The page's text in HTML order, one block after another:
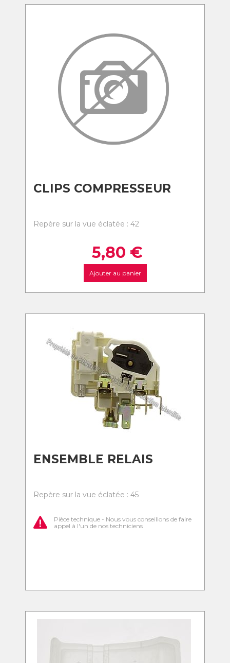
CLIPS COMPRESSEUR
Repère sur la vue éclatée : 42
5,80 €
Ajouter au panier
ENSEMBLE RELAIS
Repère sur la vue éclatée : 45
Pièce technique - Nous vous conseillons de faire
appel à l'un de nos techniciens